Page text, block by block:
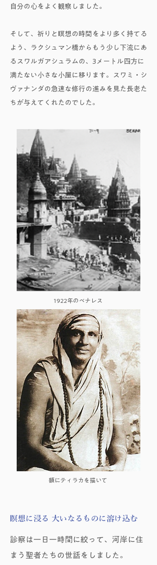
自分の心をよく観察しました。
そして、祈りと瞑想の時間をより多く持てる
よう、ラクシュマン橋からもう少し下流にあ
るスワルガアシュラムの、3メートル四方に
満たない小さな小屋に移ります。スワミ・シ
ヴァナンダの急速な修行の進みを見た長老た
ちが与えてくれたのでした。
1922年のベナレス
額にティラカを描いて
瞑想に浸る 大いなるものに溶け込む
診察は一日一時間に絞って、河岸に住
まう聖者たちの世話をしました。